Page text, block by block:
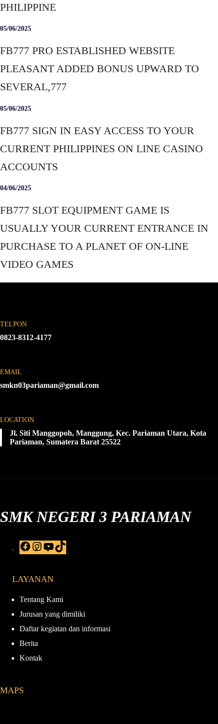
PHILIPPINE
05/06/2025
FB777 PRO ESTABLISHED WEBSITE
PLEASANT ADDED BONUS UPWARD TO
SEVERAL,777
05/06/2025
FB777 SIGN IN EASY ACCESS TO YOUR
CURRENT PHILIPPINES ON LINE CASINO
ACCOUNTS
04/06/2025
FB777 SLOT EQUIPMENT GAME IS
USUALLY YOUR CURRENT ENTRANCE IN
PURCHASE TO A PLANET OF ON-LINE
VIDEO GAMES
TELPON
0823-8312-4177
EMAIL
smkn03pariaman@gmail.com
LOCATION
Jl. Siti Manggopoh, Manggung, Kec. Pariaman Utara, Kota
Pariaman, Sumatera Barat 25522
SMK NEGERI 3 PARIAMAN
F
a
b
o
I
n
a
r
a
m
Y
o
e
i
LAYANAN
Tentang Kami
Jurusan yang dimiliki
Daftar kegiatan dan informasi
Berita
Kontak
MAPS